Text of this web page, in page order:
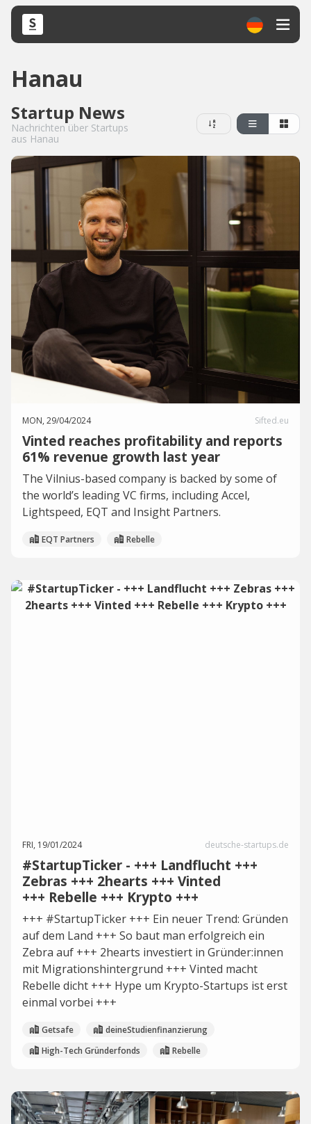
Hanau
Startup News
Nachrichten über Startups
aus Hanau
MON, 29/04/2024 Sifted.eu
Vinted reaches profitability and reports
61% revenue growth last year
The Vilnius-based company is backed by some of
the world’s leading VC firms, including Accel,
Lightspeed, EQT and Insight Partners.
EQT Partners Rebelle
FRI, 19/01/2024 deutsche-startups.de
#StartupTicker - +++ Landflucht +++
Zebras +++ 2hearts +++ Vinted
+++ Rebelle +++ Krypto +++
+++ #StartupTicker +++ Ein neuer Trend: Gründen
auf dem Land +++ So baut man erfolgreich ein
Zebra auf +++ 2hearts investiert in Gründer:innen
mit Migrationshintergrund +++ Vinted macht
Rebelle dicht +++ Hype um Krypto-Startups ist erst
einmal vorbei +++
Getsafe
deineStudienfinanzierung
High-Tech Gründerfonds
Rebelle